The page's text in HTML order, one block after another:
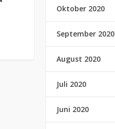
Oktober 2020
September 2020
August 2020
Juli 2020
Juni 2020